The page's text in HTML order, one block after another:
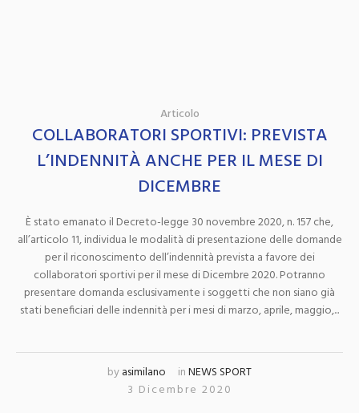
Articolo
COLLABORATORI SPORTIVI: PREVISTA
L’INDENNITÀ ANCHE PER IL MESE DI
DICEMBRE
È stato emanato il Decreto-legge 30 novembre 2020, n. 157 che,
all’articolo 11, individua le modalità di presentazione delle domande
per il riconoscimento dell’indennità prevista a favore dei
collaboratori sportivi per il mese di Dicembre 2020. Potranno
presentare domanda esclusivamente i soggetti che non siano già
stati beneficiari delle indennità per i mesi di marzo, aprile, maggio,...
byasimilano inNEWS SPORT
3 Dicembre 2020